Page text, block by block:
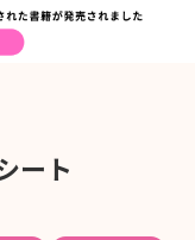
ート